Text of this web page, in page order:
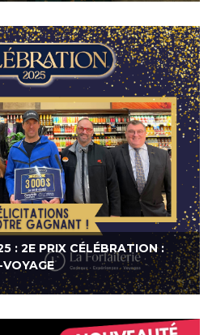
: 2E PRIX CÉLÉBRATION :